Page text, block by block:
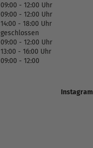
09:00 - 12:00 Uhr
09:00 - 12:00 Uhr
14:00 - 18:00 Uhr
geschlossen
09:00 - 12:00 Uhr
13:00 - 16:00 Uhr
09:00 - 12:00
Instagram